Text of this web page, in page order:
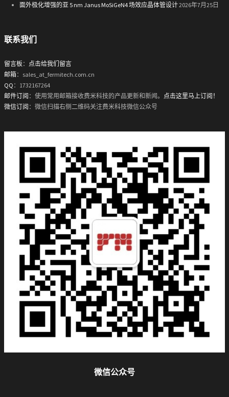
面外极化增强的亚 5 nm Janus MoSiGeN4 场效应晶体管设计2026年7月25日
联系我们
留言板 ： 点击给我们留言
邮箱：sales_at_fermitech.com.cn
QQ ：1732167264
邮件订阅 ：使用常用邮箱接收费米科技的产品更新和新闻。 点击这里马上订阅！
微信订阅 ：微信扫描右侧二维码关注费米科技微信公众号
微信公众号